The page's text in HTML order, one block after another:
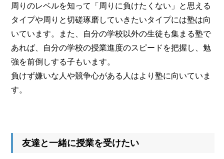
周りのレベルを知って「周りに負けたくない」と思える
タイプや周りと切磋琢磨していきたいタイプには塾は向
いています。また、自分の学校以外の生徒も集まる塾で
あれば、自分の学校の授業進度のスピードを把握し、勉
強を前倒しする子もいます。
負けず嫌いな人や競争心がある人はより塾に向いていま
す。
友達と一緒に授業を受けたい